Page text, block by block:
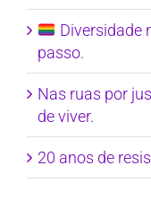
Diversidade
passo.
Nas ruas por
de viver.
20 anos de